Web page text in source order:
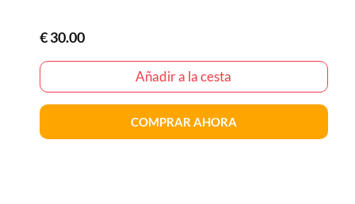
€30.00
Añadir a la cesta
COMPRAR AHORA